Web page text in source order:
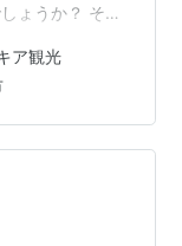
ょうか？ そん
、カッパドキ
める「ウチヒ
都市」へバス
解説！ツアー
と合わせて、
年8月…
ア観光